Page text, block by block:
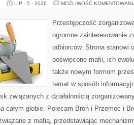
LIP - 5 - 2026 MOŻLIWOŚĆ
Przestępczość
ogromne zainteresowanie
odbiorców. Strona stanowi
poświęcone mafii, ich
także nowym formom
temat w sposób
związanych z działalnością
całym globie. Polecam Broń i Przemoc i
z mafią, przedstawiając